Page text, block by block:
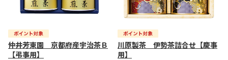
仲井芳東園 京都府産宇治茶Ｂ
【弔事用】
川原製茶 伊勢茶詰合せ【慶事
用】